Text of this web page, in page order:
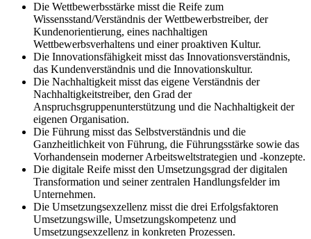
Die Wettbewerbsstärke misst die Reife zum
Wissensstand/Verständnis der Wettbewerbstreiber, der
Kundenorientierung, eines nachhaltigen
Wettbewerbsverhaltens und einer proaktiven Kultur.
Die Innovationsfähigkeit misst das Innovationsverständnis,
das Kundenverständnis und die Innovationskultur.
Die Nachhaltigkeit misst das eigene Verständnis der
Nachhaltigkeitstreiber, den Grad der
Anspruchsgruppenunterstützung und die Nachhaltigkeit der
eigenen Organisation.
Die Führung misst das Selbstverständnis und die
Ganzheitlichkeit von Führung, die Führungsstärke sowie das
Vorhandensein moderner Arbeitsweltstrategien und -konzepte.
Die digitale Reife misst den Umsetzungsgrad der digitalen
Transformation und seiner zentralen Handlungsfelder im
Unternehmen.
Die Umsetzungsexzellenz misst die drei Erfolgsfaktoren
Umsetzungswille, Umsetzungskompetenz und
Umsetzungsexzellenz in konkreten Prozessen.